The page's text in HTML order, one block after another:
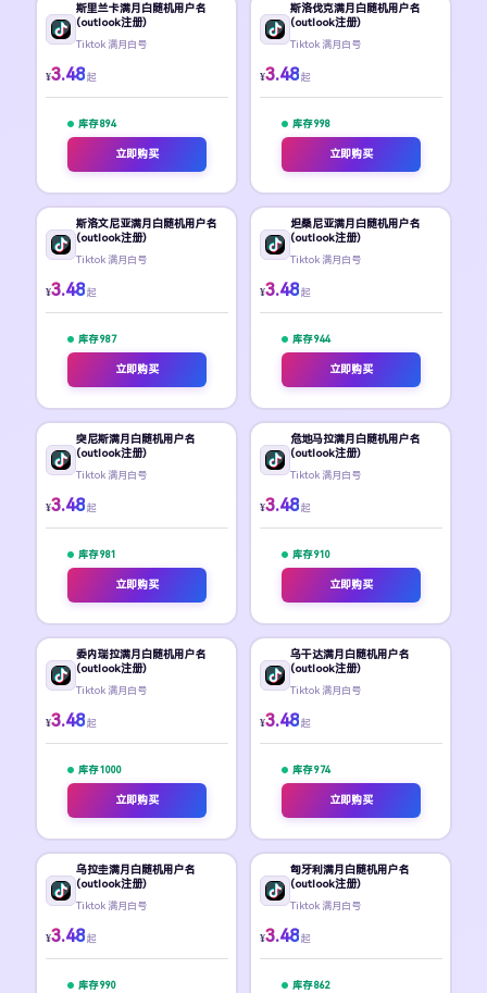
斯里兰卡满月白随机用户名
(outlook注册)
Tiktok 满月白号
¥3.48 起
库存 894
立即购买
斯洛伐克满月白随机用户名
(outlook注册)
Tiktok 满月白号
¥3.48 起
库存 998
立即购买
斯洛文尼亚满月白随机用户名
(outlook注册)
Tiktok 满月白号
¥3.48 起
库存 987
立即购买
坦桑尼亚满月白随机用户名
(outlook注册)
Tiktok 满月白号
¥3.48 起
库存 944
立即购买
突尼斯满月白随机用户名
(outlook注册)
Tiktok 满月白号
¥3.48 起
库存 981
立即购买
危地马拉满月白随机用户名
(outlook注册)
Tiktok 满月白号
¥3.48 起
库存 910
立即购买
委内瑞拉满月白随机用户名
(outlook注册)
Tiktok 满月白号
¥3.48 起
库存 1000
立即购买
乌干达满月白随机用户名
(outlook注册)
Tiktok 满月白号
¥3.48 起
库存 974
立即购买
乌拉圭满月白随机用户名
(outlook注册)
Tiktok 满月白号
¥3.48 起
库存 990
匈牙利满月白随机用户名
(outlook注册)
Tiktok 满月白号
¥3.48 起
库存 862